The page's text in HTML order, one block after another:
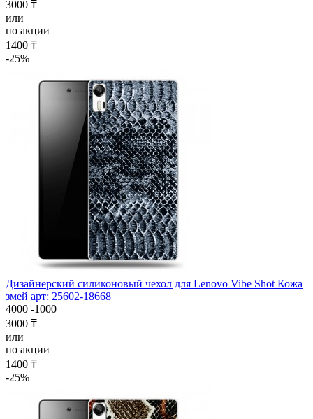
3000 ₸
или
по акции
1400 ₸
-25%
Дизайнерский силиконовый чехол для Lenovo Vibe Shot Кожа
змей арт: 25602-18668
4000 -1000
3000 ₸
или
по акции
1400 ₸
-25%